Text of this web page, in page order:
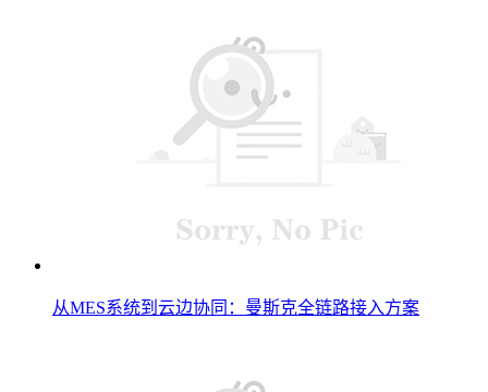
从MES系统到云边协同：曼斯克全链路接入方案